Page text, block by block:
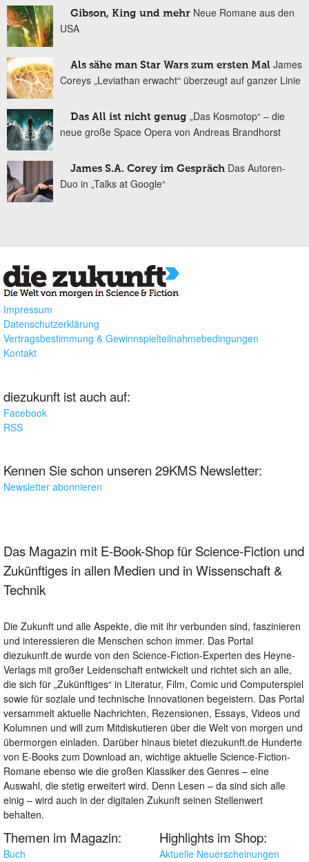
Gibson, King und mehr Neue Romane aus den
USA
Als sähe man Star Wars zum ersten Mal James
Coreys „Leviathan erwacht“ überzeugt auf ganzer Linie
Das All ist nicht genug „Das Kosmotop“ – die
neue große Space Opera von Andreas Brandhorst
James S.A. Corey im Gespräch Das Autoren-
Duo in „Talks at Google“
Impressum
Datenschutzerklärung
Vertragsbestimmung & Gewinnspielteilnahmebedingungen
Kontakt
diezukunft ist auch auf:
Facebook
RSS
Kennen Sie schon unseren 29KMS Newsletter:
Newsletter abonnieren
Das Magazin mit E-Book-Shop für Science-Fiction und
Zukünftiges in allen Medien und in Wissenschaft &
Technik
Die Zukunft und alle Aspekte, die mit ihr verbunden sind, faszinieren
und interessieren die Menschen schon immer. Das Portal
diezukunft.de wurde von den Science-Fiction-Experten des Heyne-
Verlags mit großer Leidenschaft entwickelt und richtet sich an alle,
die sich für „Zukünftiges“ in Literatur, Film, Comic und Computerspiel
sowie für soziale und technische Innovationen begeistern. Das Portal
versammelt aktuelle Nachrichten, Rezensionen, Essays, Videos und
Kolumnen und will zum Mitdiskutieren über die Welt von morgen und
übermorgen einladen. Darüber hinaus bietet diezukunft.de Hunderte
von E-Books zum Download an, wichtige aktuelle Science-Fiction-
Romane ebenso wie die großen Klassiker des Genres – eine
Auswahl, die stetig erweitert wird. Denn Lesen – da sind sich alle
einig – wird auch in der digitalen Zukunft seinen Stellenwert
behalten.
Themen im Magazin:
Buch
Highlights im Shop:
Aktuelle Neuerscheinungen